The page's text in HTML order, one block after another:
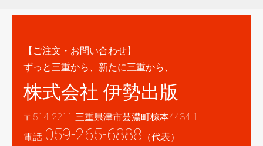
【ご注文・お問い合わせ】
ずっと三重から、新たに三重から、
株式会社 伊勢出版
〒514-2211 三重県津市芸濃町椋本4434-1
電話 059-265-6888 （代表）